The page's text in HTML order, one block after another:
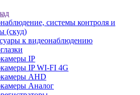
системы контроля и
(скуд)
к видеонаблюдению
IP
IP WI-FI 4G
AHD
Аналог